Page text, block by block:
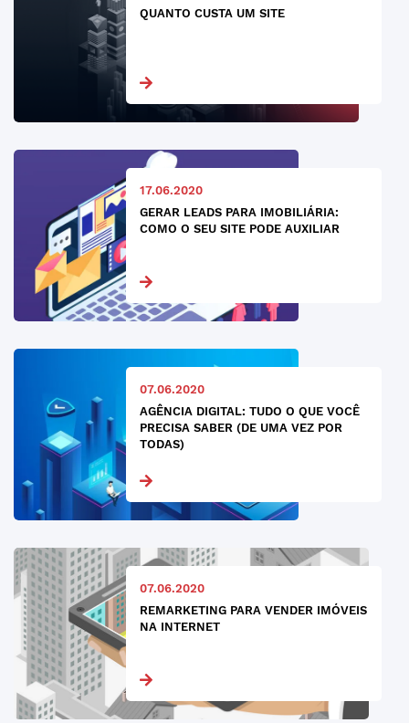
QUANTO CUSTA UM SITE
17.06.2020
GERAR LEADS PARA IMOBILIÁRIA:
COMO O SEU SITE PODE AUXILIAR
07.06.2020
AGÊNCIA DIGITAL: TUDO O QUE VOCÊ
PRECISA SABER (DE UMA VEZ POR
TODAS)
07.06.2020
REMARKETING PARA VENDER IMÓVEIS
NA INTERNET